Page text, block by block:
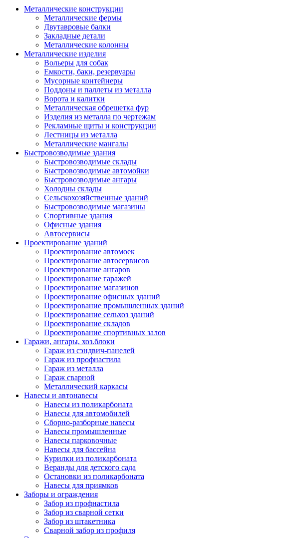
Металлические конструкции
Металлические фермы
Двутавровые балки
Закладные детали
Металлические колонны
Металлические изделия
Вольеры для собак
Емкости, баки, резервуары
Мусорные контейнеры
Поддоны и паллеты из металла
Ворота и калитки
Металлическая обрешетка фур
Изделия из металла по чертежам
Рекламные щиты и конструкции
Лестницы из металла
Металлические мангалы
Быстровозводимые здания
Быстровозводимые склады
Быстровозводимые автомойки
Быстровозводимые ангары
Холодны склады
Сельскохозяйственные зданий
Быстровозводимые магазины
Спортивные здания
Офисные здания
Автосервисы
Проектирование зданий
Проектирование автомоек
Проектирование автосервисов
Проектирование ангаров
Проектирование гаражей
Проектирование магазинов
Проектирование офисных зданий
Проектирование промышленных зданий
Проектирование сельхоз зданий
Проектирование складов
Проектирование спортивных залов
Гаражи, ангары, хоз.блоки
Гараж из сэндвич-панелей
Гараж из профнастила
Гараж из металла
Гараж сварной
Металлический каркасы
Навесы и автонавесы
Навесы из поликарбоната
Навесы для автомобилей
Сборно-разборные навесы
Навесы промышленные
Навесы парковочные
Навесы для бассейна
Курилки из поликарбоната
Веранды для детского сада
Остановки из поликарбоната
Навесы для приямков
Заборы и ограждения
Забор из профнастила
Забор из сварной сетки
Забор из штакетника
Сварной забор из профиля